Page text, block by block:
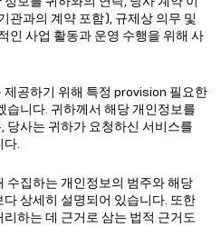
관과의 계약 포함), 규제상 의무 및
인 사업 활동과 운영 수행을 위해 사
공하기 위해 특정 provision 필요한
습니다. 귀하께서 해당 개인정보를
당사는 귀하가 요청하신 서비스를
.
수집하는 개인정보의 범주와 해당
상세히 설명되어 있습니다. 또한
하는 데 근거로 삼는 법적 근거도